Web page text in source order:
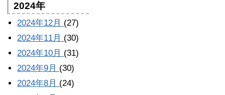
2024年
2024年12月 (27)
2024年11月 (30)
2024年10月 (31)
2024年9月 (30)
2024年8月 (24)